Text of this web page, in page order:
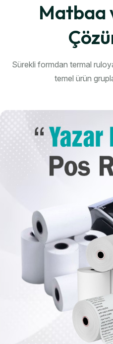
Matbaa
Sürekli formdan termal
temel ürün